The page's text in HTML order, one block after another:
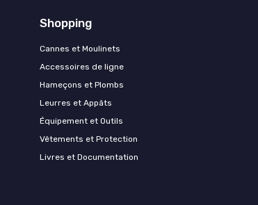
Shopping
Cannes et Moulinets
Accessoires de ligne
Hameçons et Plombs
Leurres et Appâts
Équipement et Outils
Vêtements et Protection
Livres et Documentation